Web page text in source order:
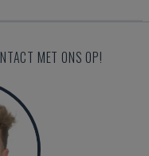
MET ONS OP!